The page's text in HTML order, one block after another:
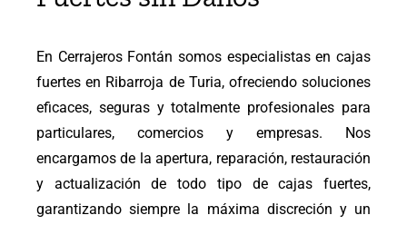
En Cerrajeros Fontán somos especialistas en cajas
fuertes en Ribarroja de Turia, ofreciendo soluciones
eficaces, seguras y totalmente profesionales para
particulares, comercios y empresas. Nos
encargamos de la apertura, reparación, restauración
y actualización de todo tipo de cajas fuertes,
garantizando siempre la máxima discreción y un